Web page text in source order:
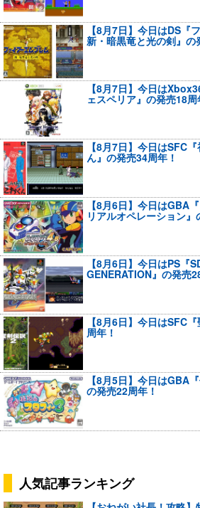
【8月7日】今日はDS『
新・暗黒竜と光の剣』の
【8月7日】今日は
ェスペリア』の発売18周
【8月7日】今日はSFC
ん』の発売34周年！
【8月6日】今日はGBA
リアルオペレーション』
【8月6日】今日はPS『
GENERATION』の発売
【8月6日】今日はSFC
周年！
【8月5日】今日はGBA
の発売22周年！
人気記事ランキング